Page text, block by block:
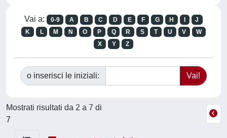
Vai a: 0-9 A B C D E F G H
J
K
L M N O P Q R S T U V
W
X
Y Z
o inserisci le iniziali:
Mostrati risultati da 2 a 7 di
7